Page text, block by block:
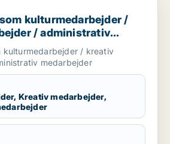
kulturmedarbejder / kreativ
kulturmedarbejder /
/ administrativ
kulturmedarbejder / kreativ
medarbejder
Kreativ medarbejder,